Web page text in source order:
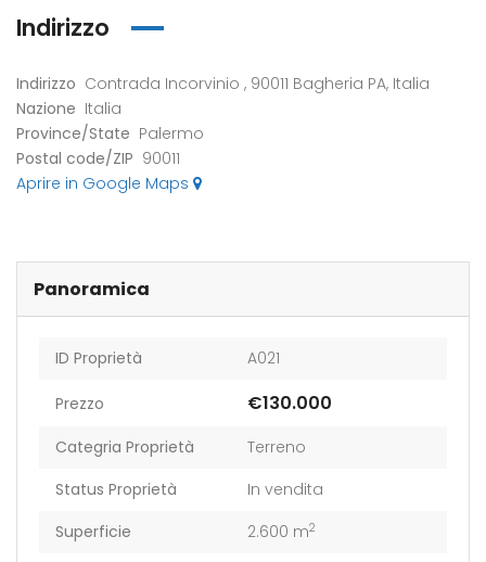
Indirizzo
Indirizzo Contrada Incorvinio , 90011 Bagheria PA, Italia
Nazione Italia
Province/State Palermo
Postal code/ZIP 90011
Aprire in Google Maps
Panoramica
ID Proprietà A021
Prezzo €130.000
Categria Proprietà
Terreno
Status Proprietà
In vendita
Superficie
2.600 m2
Valle Corvo
Corvo, Discesa Mirio, 19, 90014 Casteldaccia PA, Italia
Contrada Grifeo
Str. Grifeo, 90014 Casteldaccia PA, Italia